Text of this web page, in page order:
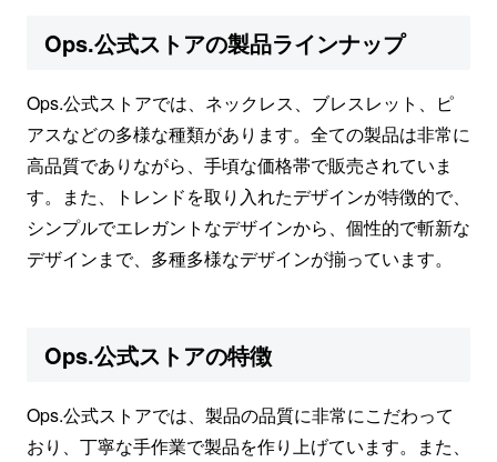
Ops.公式ストアの製品ラインナップ
Ops.公式ストアでは、ネックレス、ブレスレット、ピ
アスなどの多様な種類があります。全ての製品は非常に
高品質でありながら、手頃な価格帯で販売されていま
す。また、トレンドを取り入れたデザインが特徴的で、
シンプルでエレガントなデザインから、個性的で斬新な
デザインまで、多種多様なデザインが揃っています。
Ops.公式ストアの特徴
Ops.公式ストアでは、製品の品質に非常にこだわって
おり、丁寧な手作業で製品を作り上げています。また、